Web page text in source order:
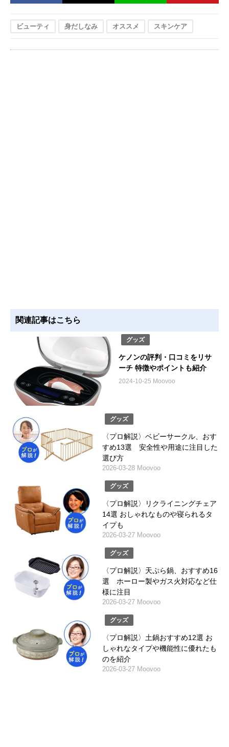
ビューティ 身だしなみ オススメ スキンケア
関連記事はこちら
グッズ
ケノンの評判・口コミをリサ
ーチ 特徴やポイントも紹介
2024-10-25 Moovoo
グッズ
〈プロ解説〉ベビーサークル、おす
すめ13選 安全性や用途に注目した
選び方
2026-03-28 Moovoo
グッズ
〈プロ解説〉リクライニングチェア
14選 おしゃれなものや寝られるタ
イプも
2026-03-27 Moovoo
グッズ
〈プロ解説〉天ぷら鍋、おすすめ16
選 ホーロー製やガス火対応など仕
様に注目
2026-03-27 Moovoo
グッズ
〈プロ解説〉土鍋おすすめ12選 お
しゃれなタイプや機能性に優れたも
のを紹介
2026-03-27 Moovoo